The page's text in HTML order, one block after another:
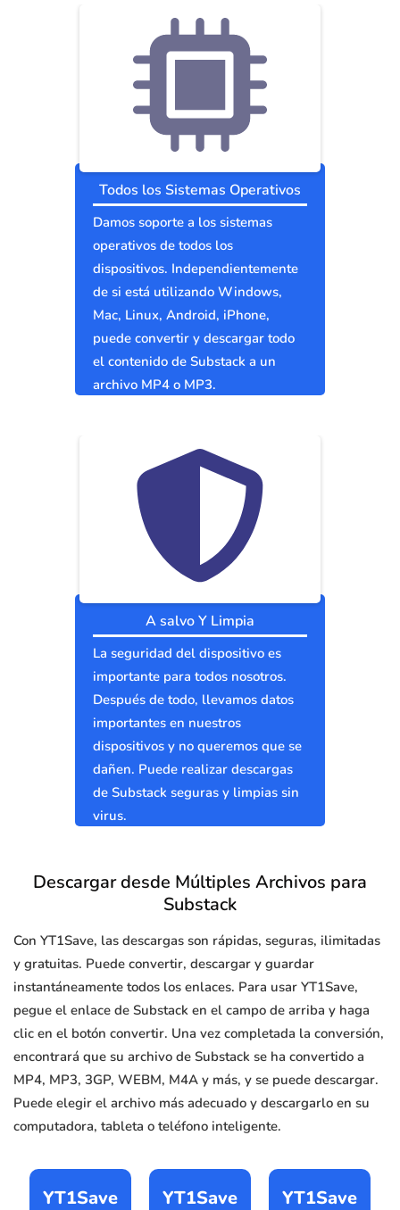
Todos los Sistemas Operativos
Damos soporte a los sistemas
operativos de todos los
dispositivos. Independientemente
de si está utilizando Windows,
Mac, Linux, Android, iPhone,
puede convertir y descargar todo
el contenido de Substack a un
archivo MP4 o MP3.
A salvo Y Limpia
La seguridad del dispositivo es
importante para todos nosotros.
Después de todo, llevamos datos
importantes en nuestros
dispositivos y no queremos que se
dañen. Puede realizar descargas
de Substack seguras y limpias sin
virus.
Descargar desde Múltiples Archivos para
Substack
Con YT1Save, las descargas son rápidas, seguras, ilimitadas
y gratuitas. Puede convertir, descargar y guardar
instantáneamente todos los enlaces. Para usar YT1Save,
pegue el enlace de Substack en el campo de arriba y haga
clic en el botón convertir. Una vez completada la conversión,
encontrará que su archivo de Substack se ha convertido a
MP4, MP3, 3GP, WEBM, M4A y más, y se puede descargar.
Puede elegir el archivo más adecuado y descargarlo en su
computadora, tableta o teléfono inteligente.
YT1Save YT1Save YT1Save